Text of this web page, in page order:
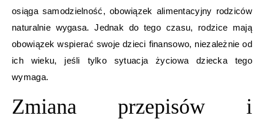
osiąga samodzielność, obowiązek alimentacyjny rodziców
naturalnie wygasa. Jednak do tego czasu, rodzice mają
obowiązek wspierać swoje dzieci finansowo, niezależnie od
ich wieku, jeśli tylko sytuacja życiowa dziecka tego
wymaga.
Zmiana przepisów i